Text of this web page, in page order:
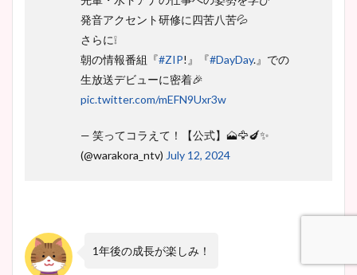
発音アクセント研修に四苦八苦💦
さらに❕
朝の情報番組『#ZIP!』『#DayDay.』での
生放送デビューに密着🎉
pic.twitter.com/mEFN9Uxr3w
— 笑ってコラえて！【公式】🗻🦅🍆✨
(@warakora_ntv) July 12, 2024
1年後の成長が楽しみ！